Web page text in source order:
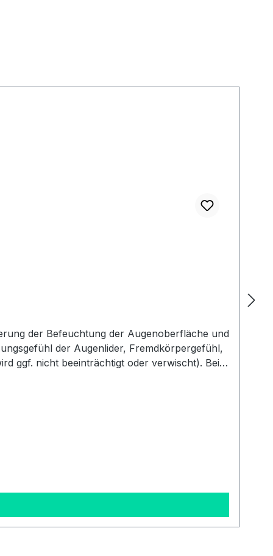
der Befeuchtung der Augenoberfläche und
der Augenlider, Fremdkörpergefühl,
ggf. nicht beeinträchtigt oder verwischt). Beim
Tränenfilm. LipoNit kann bedenkenlos mit